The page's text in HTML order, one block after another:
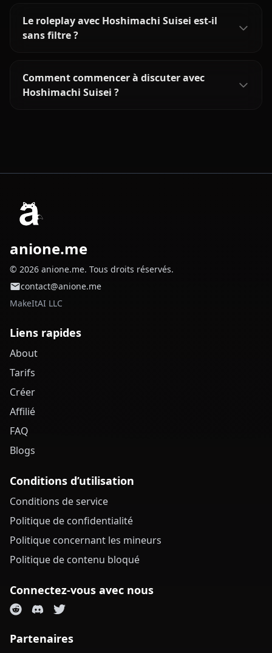
Le roleplay avec Hoshimachi Suisei est-il
sans filtre ?
Comment commencer à discuter avec
Hoshimachi Suisei ?
anione.me
© 2026 anione.me. Tous droits réservés.
contact@anione.me
MakeItAI LLC
Liens rapides
About
Tarifs
Créer
Affilié
FAQ
Blogs
Conditions d’utilisation
Conditions de service
Politique de confidentialité
Politique concernant les mineurs
Politique de contenu bloqué
Connectez-vous avec nous
Partenaires